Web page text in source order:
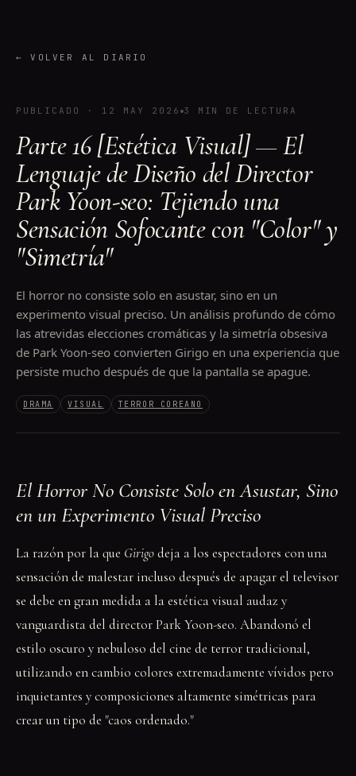
←VOLVER AL DIARIO
PUBLICADO · 12 MAY 2026 3 MIN DE LECTURA
Parte 16 [Estética Visual] — El
Lenguaje de Diseño del Director
Park Yoon-seo: Tejiendo una
Sensación Sofocante con "Color" y
"Simetría"
El horror no consiste solo en asustar, sino en un
experimento visual preciso. Un análisis profundo de cómo
las atrevidas elecciones cromáticas y la simetría obsesiva
de Park Yoon-seo convierten Girigo en una experiencia que
persiste mucho después de que la pantalla se apague.
DRAMA VISUAL TERROR COREANO
El Horror No Consiste Solo en Asustar, Sino
en un Experimento Visual Preciso
La razón por la que Girigodeja a los espectadores con una
sensación de malestar incluso después de apagar el televisor
se debe en gran medida a la estética visual audaz y
vanguardista del director Park Yoon-seo. Abandonó el
estilo oscuro y nebuloso del cine de terror tradicional,
utilizando en cambio colores extremadamente vívidos pero
inquietantes y composiciones altamente simétricas para
crear un tipo de "caos ordenado."